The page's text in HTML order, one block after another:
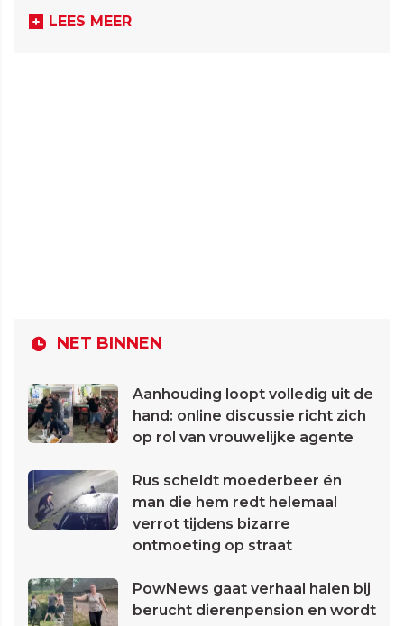
LEES MEER
NET BINNEN
Aanhouding loopt volledig uit de
hand: online discussie richt zich
op rol van vrouwelijke agente
Rus scheldt moederbeer én
man die hem redt helemaal
verrot tijdens bizarre
ontmoeting op straat
PowNews gaat verhaal halen bij
berucht dierenpension en wordt